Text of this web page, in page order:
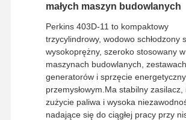
małych maszyn budowlanych
Perkins 403D-11 to kompaktowy
trzycylindrowy, wodowo schłodzony
wysokoprężny, szeroko stosowany w
maszynach budowlanych, zestawach
generatorów i sprzęcie
przemysłowym.Ma stabilny zasilacz,
zużycie paliwa i wysoka
nadające się do ciągłej pracy przy